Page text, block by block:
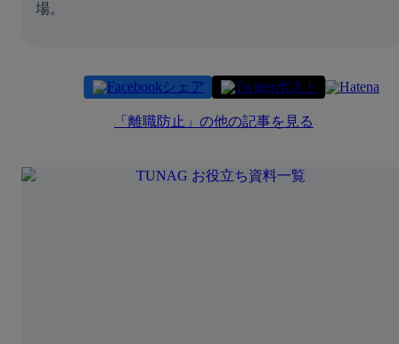
場。
シェア ポスト
「 離職防止 」の他の記事を見る